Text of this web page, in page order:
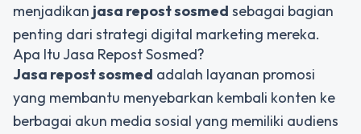
menjadikan jasa repost sosmed sebagai bagian
penting dari strategi digital marketing mereka.
Apa Itu Jasa Repost Sosmed?
Jasa repost sosmed adalah layanan promosi
yang membantu menyebarkan kembali konten ke
berbagai akun media sosial yang memiliki audiens